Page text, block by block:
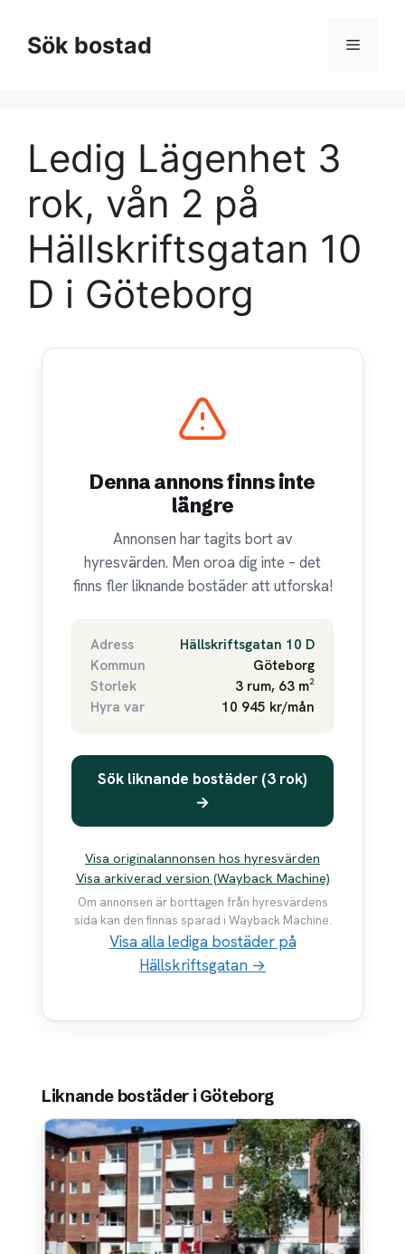
innehållSök bostad Meny
Ledig Lägenhet 3
rok, vån 2 på
Hällskriftsgatan 10
D i Göteborg
Denna annons finns inte
längre
Annonsen har tagits bort av
hyresvärden. Men oroa dig inte – det
finns fler liknande bostäder att utforska!
Adress
Hällskriftsgatan 10 D
Kommun
Göteborg
Storlek
3 rum, 63 m²
Hyra var
10 945 kr/mån
Sök liknande bostäder (3 rok)
→
Visa originalannonsen hos hyresvärden
Visa arkiverad version (Wayback Machine)
Om annonsen är borttagen från hyresvärdens
sida kan den finnas sparad i Wayback Machine.
Visa alla lediga bostäder på
Hällskriftsgatan →
Liknande bostäder i Göteborg